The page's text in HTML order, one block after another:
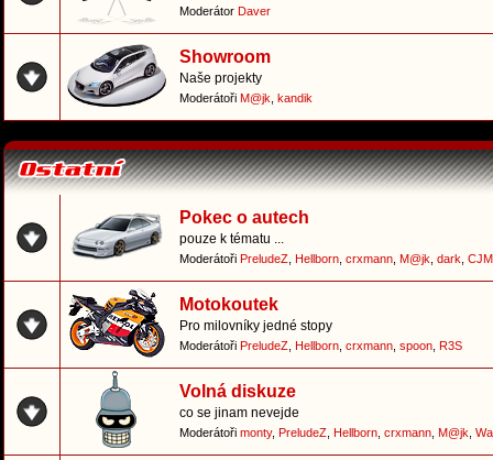
Moderátor Daver
Showroom
Naše projekty
Moderátoři M@jk kandik
Pokec o autech
pouze k tématu ...
Moderátoři PreludeZ Hellborn crxmann M@jk dark
Motokoutek
Pro milovníky jedné stopy
Moderátoři PreludeZ Hellborn crxmann spoon R3S
Volná diskuze
co se jinam nevejde
Moderátoři monty, PreludeZ Hellborn crxmann M@jk